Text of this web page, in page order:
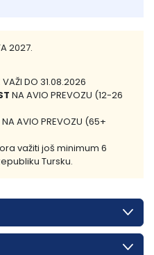
2027.
VAŽI DO 31.08.2026
NA AVIO PREVOZU (12-26
NA AVIO PREVOZU (65+
važiti još minimum 6
Tursku.